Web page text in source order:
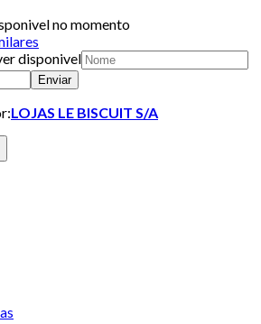
no momento
disponivel
Enviar
LOJAS LE BISCUIT S/A